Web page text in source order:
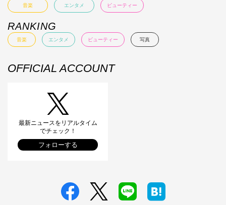
音楽 エンタメ ビューティー
RANKING
音楽 エンタメ ビューティー 写真
OFFICIAL ACCOUNT
最新ニュースをリアルタイム
でチェック！
フォローする